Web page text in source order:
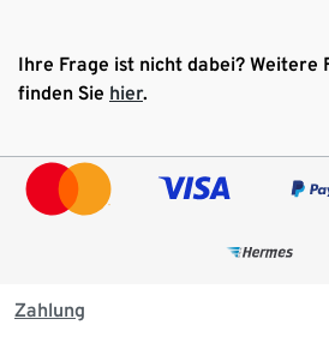
Ihre Frage ist nicht dabei? Weitere
finden Sie hier.
Zahlung